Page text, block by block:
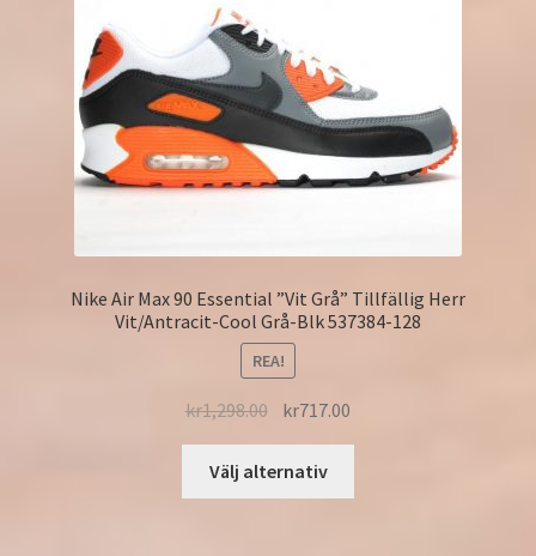
Nike Air Max 90 Essential ”Vit Grå” Tillfällig Herr
Vit/Antracit-Cool Grå-Blk 537384-128
REA!
kr1,298.00 kr717.00
Välj alternativ